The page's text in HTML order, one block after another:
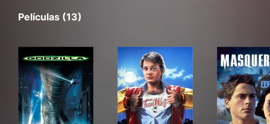
Películas (13)